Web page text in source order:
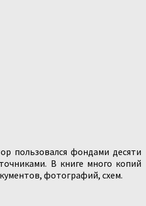
пользовался фондами десяти
В книге много копий
фотографий, схем.